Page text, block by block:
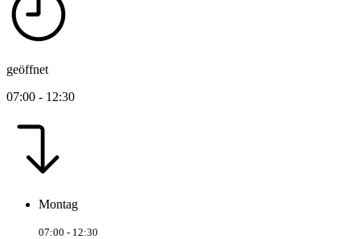
geöffnet
07:00 - 12:30
Montag
07:00 - 12:30